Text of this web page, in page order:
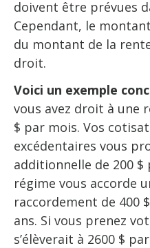
doivent être prévues
Cependant, le
du montant de la
droit.
Voici un exemple
vous avez droit à une
$ par mois. Vos
excédentaires vous
additionnelle de 200 $
régime vous accorde
raccordement de 400
ans. Si vous prenez
s’élèverait à 2600 $